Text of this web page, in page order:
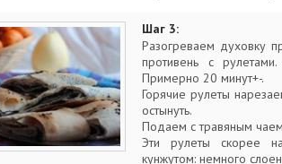
Шаг 3:
Разогреваем духовку
противень с
Примерно 20 минут+-.
Горячие рулеты
остынуть.
Подаем с травяным
Эти рулеты скорее
кунжутом: немного